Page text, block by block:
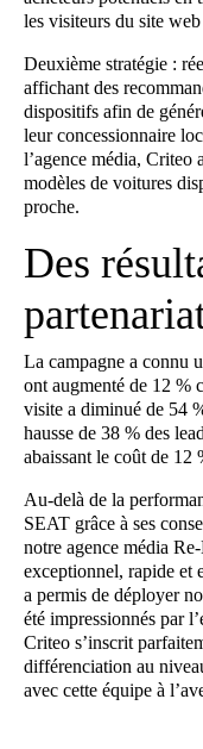
les visiteurs du site
Deuxième stratégie :
affichant des
dispositifs afin de
leur concessionnaire
l’agence média, Criteo
modèles de voitures
proche.
Des
La campagne a connu
ont augmenté de 12 %
visite a diminué de 54
hausse de 38 % des
abaissant le coût de 12
Au-delà de la
SEAT grâce à ses
notre agence média
exceptionnel, rapide et
a permis de déployer
été impressionnés par
Criteo s’inscrit
différenciation au
avec cette équipe à